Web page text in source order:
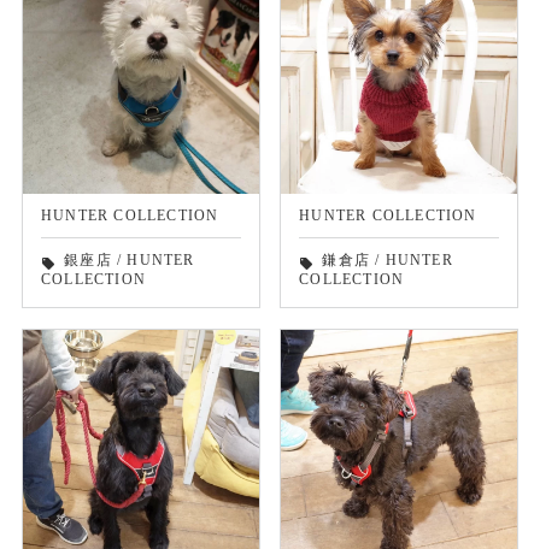
HUNTER COLLECTION
local_offer 銀座店 /HUNTER
COLLECTION
HUNTER COLLECTION
local_offer 鎌倉店 / HUNTER
COLLECTION